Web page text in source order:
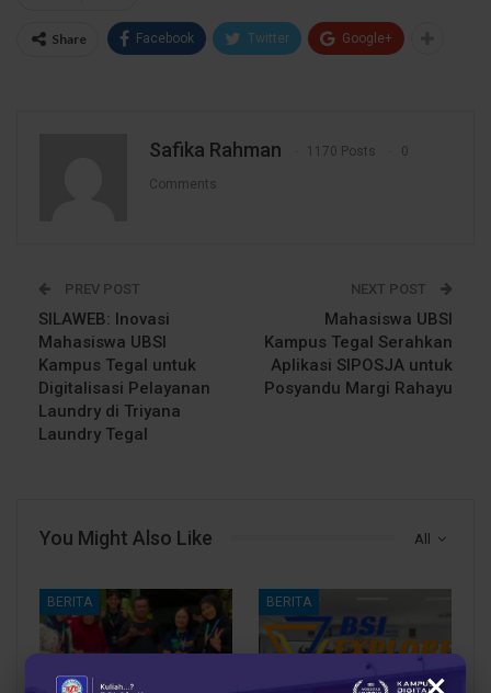
Share Facebook Twitter Google+
Safika Rahman 1170 Posts 0
Comments
PREV POST
SILAWEB: Inovasi
Mahasiswa UBSI
Kampus Tegal untuk
Digitalisasi Pelayanan
Laundry di Triyana
Laundry Tegal
NEXT POST
Mahasiswa UBSI
Kampus Tegal Serahkan
Aplikasi SIPOSJA untuk
Posyandu Margi Rahayu
All
You Might Also Like
BERITA BERITA